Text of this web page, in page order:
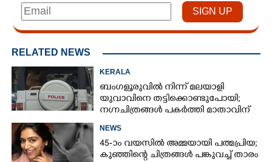
RELATED NEWS
KERALA
ബംഗളൂരുവിൽ നിന്ന് മലയാളി
യുവാവിനെ തട്ടിക്കൊണ്ടുപോയി;
നഗ്നചിത്രങ്ങൾ പകർത്തി മാതാവിന്
NEWS
45-ാം വയസിൽ അമ്മയായി പത്മപ്രിയ;
കുഞ്ഞിന്റെ ചിത്രങ്ങൾ പങ്കുവച്ച് താരം